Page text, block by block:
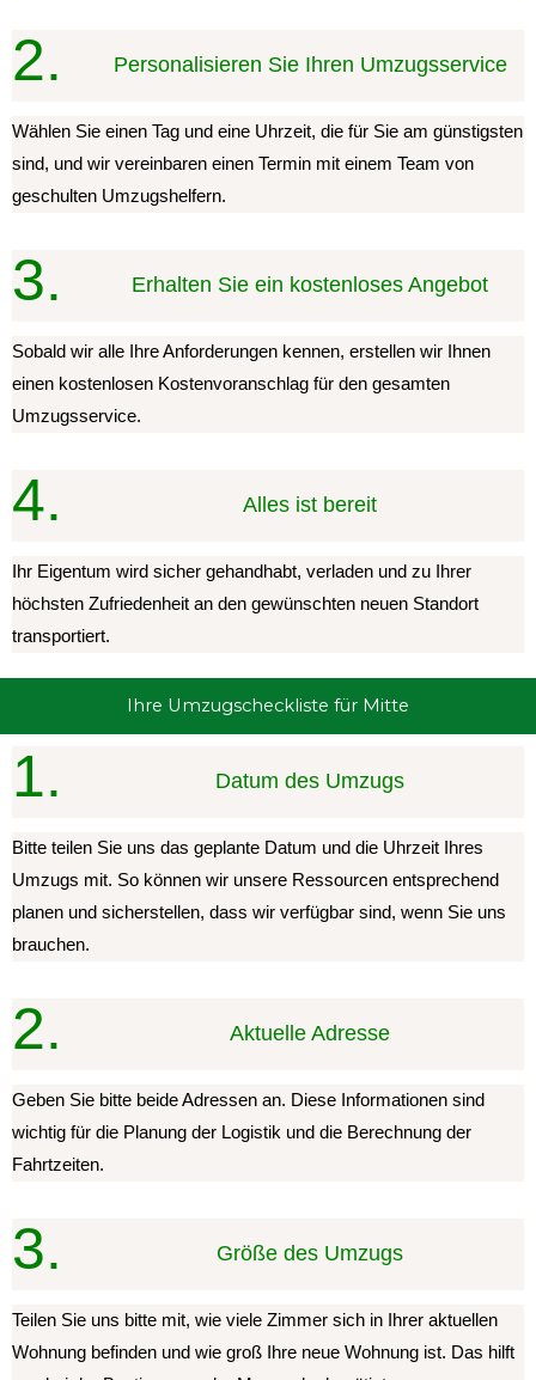
2. Personalisieren Sie Ihren Umzugsservice
Wählen Sie einen Tag und eine Uhrzeit, die für Sie am günstigsten
sind, und wir vereinbaren einen Termin mit einem Team von
geschulten Umzugshelfern.
3. Erhalten Sie ein kostenloses Angebot
Sobald wir alle Ihre Anforderungen kennen, erstellen wir Ihnen
einen kostenlosen Kostenvoranschlag für den gesamten
Umzugsservice.
4. Alles ist bereit
Ihr Eigentum wird sicher gehandhabt, verladen und zu Ihrer
höchsten Zufriedenheit an den gewünschten neuen Standort
transportiert.
Ihre Umzugscheckliste für Mitte
1. Datum des Umzugs
Bitte teilen Sie uns das geplante Datum und die Uhrzeit Ihres
Umzugs mit. So können wir unsere Ressourcen entsprechend
planen und sicherstellen, dass wir verfügbar sind, wenn Sie uns
brauchen.
2. Aktuelle Adresse
Geben Sie bitte beide Adressen an. Diese Informationen sind
wichtig für die Planung der Logistik und die Berechnung der
Fahrtzeiten.
3. Größe des Umzugs
Teilen Sie uns bitte mit, wie viele Zimmer sich in Ihrer aktuellen
Wohnung befinden und wie groß Ihre neue Wohnung ist. Das hilft